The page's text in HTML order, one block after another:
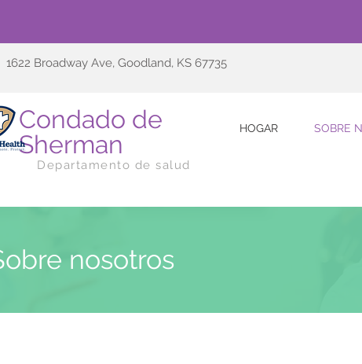
1622 Broadway Ave, Goodland, KS 67735
Condado de
Sherman
Departamento de salud
HOGAR SOBRE
nosotros